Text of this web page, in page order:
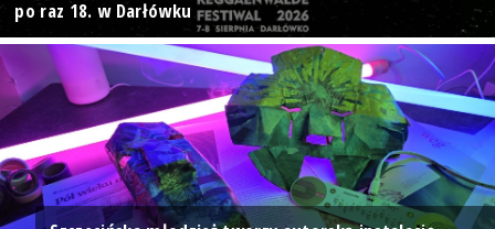
po raz 18. w Darłówku